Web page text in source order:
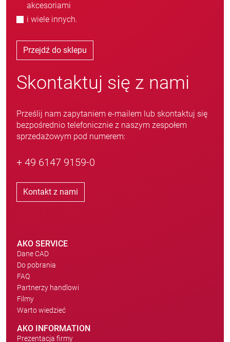
akcesoriami
i wiele innych.
Przejdź do sklepu
Skontaktuj się z nami
Prześlij nam zapytaniem e-mailem lub skontaktuj się
bezpośrednio telefonicznie z naszym zespołem
sprzedażowym pod numerem:
+ 49 6147 9159-0
Kontakt z nami
AKO SERVICE
Dane CAD
Do pobrania
FAQ
Partnerzy handlowi
Filmy
Warto wiedzieć
AKO INFORMATION
Prezentacja firmy